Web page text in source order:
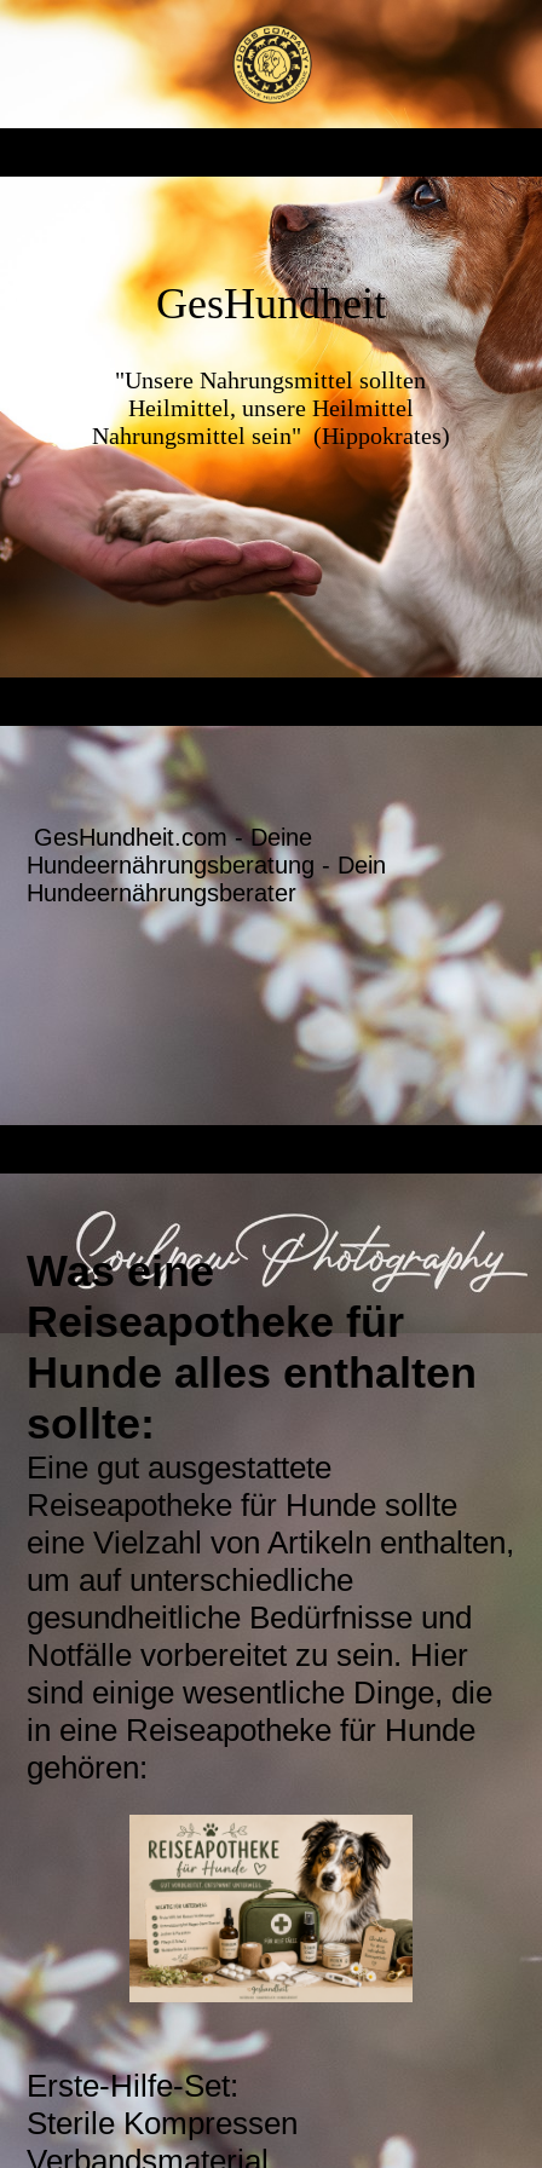
GesHundheit
"Unsere Nahrungsmittel sollten
Heilmittel, unsere Heilmittel
Nahrungsmittel sein" (Hippokrates)
GesHundheit.com - Deine
Hundeernährungsberatung - Dein
Hundeernährungsberater
Was eine
Reiseapotheke für
Hunde alles enthalten
sollte:
Eine gut ausgestattete
Reiseapotheke für Hunde sollte
eine Vielzahl von Artikeln enthalten,
um auf unterschiedliche
gesundheitliche Bedürfnisse und
Notfälle vorbereitet zu sein. Hier
sind einige wesentliche Dinge, die
in eine Reiseapotheke für Hunde
gehören:
Erste-Hilfe-Set:
Sterile Kompressen